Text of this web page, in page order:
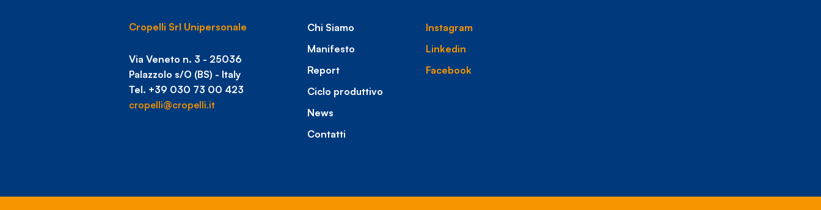
Cropelli Srl Unipersonale
Via Veneto n. 3 - 25036
Palazzolo s/O (BS) - Italy
Tel. +39 030 73 00 423
cropelli@cropelli.it
Chi Siamo
Manifesto
Report
Ciclo produttivo
News
Contatti
Instagram
Linkedin
Facebook